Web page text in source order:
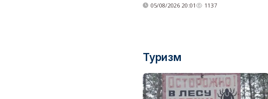
05/08/2026 20:01 1137
Туризм